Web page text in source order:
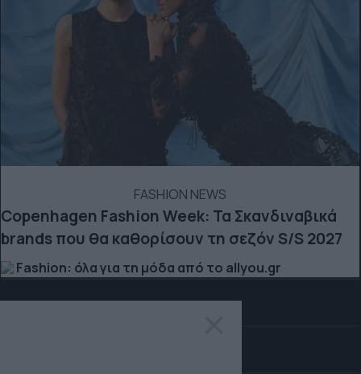
FASHION NEWS
Copenhagen Fashion Week: Τα Σκανδιναβικά
brands που θα καθορίσουν τη σεζόν S/S 2027
Fashion: όλα για τη μόδα από το allyou.gr